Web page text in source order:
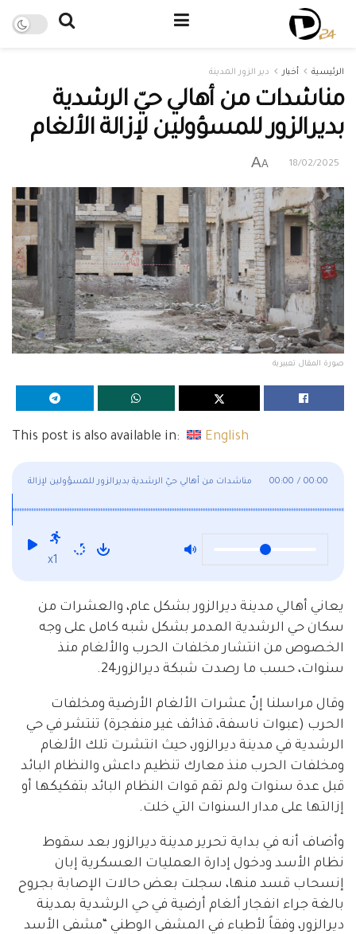
الرئيسية أخبار دير الزور المدينة
مناشدات من أهالي حيّ الرشدية
بديرالزور للمسؤولين لإزالة الألغام
18/02/2025
A
A
صورة المقال تعبيرية
This post is also available in: English
مناشدات من أهالي حيّ الرشدية بديرالزور للمسؤولين لإزالة 00:00 / 00:00
x1
يعاني أهالي مدينة ديرالزور بشكل عام، والعشرات من
سكان حي الرشدية المدمر بشكل شبه كامل على وجه
الخصوص من انتشار مخلفات الحرب والألغام منذ
سنوات، حسب ما رصدت شبكة ديرالزور24.
وقال مراسلنا إنّ عشرات الألغام الأرضية ومخلفات
الحرب (عبوات ناسفة، قذائف غير منفجرة) تنتشر في حي
الرشدية في مدينة ديرالزور، حيث انتشرت تلك الألغام
ومخلفات الحرب منذ معارك تنظيم داعش والنظام البائد
قبل عدة سنوات ولم تقم قوات النظام البائد بتفكيكها أو
إزالتها على مدار السنوات التي خلت.
وأضاف أنه في بداية تحرير مدينة ديرالزور بعد سقوط
نظام الأسد ودخول إدارة العمليات العسكرية إبان
إنسحاب قسد منها، سجلت بعض حالات الإصابة بجروح
بالغة جراء انفجار ألغام أرضية في حي الرشدية بمدينة
ديرالزور، وفقاً لأطباء في المشفى الوطني “مشفى الأسد